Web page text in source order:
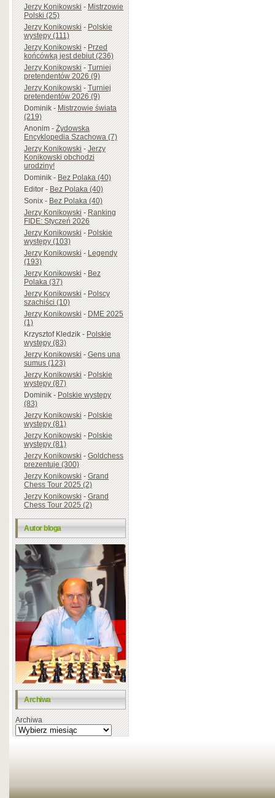
Jerzy Konikowski-Mistrzowie
Polski (25)
Jerzy Konikowski-Polskie
występy (111)
Jerzy Konikowski-Przed
końcówką jest debiut (236)
Jerzy Konikowski-Turniej
pretendentów 2026 (9)
Jerzy Konikowski-Turniej
pretendentów 2026 (9)
Dominik-Mistrzowie świata
(219)
Anonim-Żydowska
Encyklopedia Szachowa (7)
Jerzy Konikowski-Jerzy
Konikowski obchodzi
urodziny!
Dominik-Bez Polaka (40)
Editor-Bez Polaka (40)
Sonix-Bez Polaka (40)
Jerzy Konikowski-Ranking
FIDE: Styczeń 2026
Jerzy Konikowski-Polskie
występy (103)
Jerzy Konikowski-Legendy
(193)
Jerzy Konikowski-Bez
Polaka (37)
Jerzy Konikowski-Polscy
szachiści (10)
Jerzy Konikowski-DME 2025
(1)
Krzysztof Kledzik-Polskie
występy (83)
Jerzy Konikowski-Gens una
sumus (123)
Jerzy Konikowski-Polskie
występy (87)
Dominik-Polskie występy
(83)
Jerzy Konikowski-Polskie
występy (81)
Jerzy Konikowski-Polskie
występy (81)
Jerzy Konikowski-Goldchess
prezentuje (300)
Jerzy Konikowski-Grand
Chess Tour 2025 (2)
Jerzy Konikowski-Grand
Chess Tour 2025 (2)
Autor bloga
Archiwa
Archiwa